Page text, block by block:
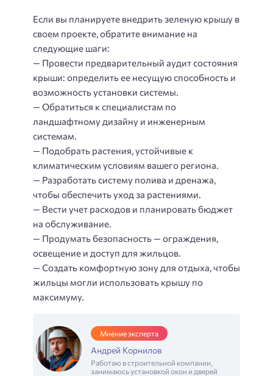
Если вы планируете внедрить зеленую крышу в
своем проекте, обратите внимание на
следующие шаги:
— Провести предварительный аудит состояния
крыши: определить ее несущую способность и
возможность установки системы.
— Обратиться к специалистам по
ландшафтному дизайну и инженерным
системам.
— Подобрать растения, устойчивые к
климатическим условиям вашего региона.
— Разработать систему полива и дренажа,
чтобы обеспечить уход за растениями.
— Вести учет расходов и планировать бюджет
на обслуживание.
— Продумать безопасность — ограждения,
освещение и доступ для жильцов.
— Создать комфортную зону для отдыха, чтобы
жильцы могли использовать крышу по
максимуму.
Мнение эксперта
Андрей Корнилов
Работаю в строительной компании,
занимаюсь установкой окон и дверей